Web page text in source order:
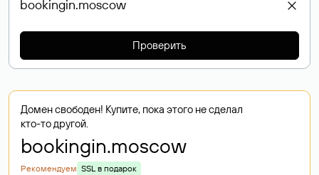
Проверить
Домен свободен! Купите, пока этого не сделал
кто-то другой.
bookingin.moscow
Рекомендуем SSL в подарок